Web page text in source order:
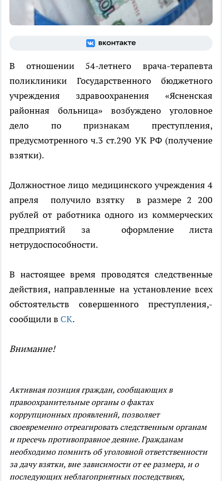
В отношении 54-летнего врача-терапевта
поликлиники Государственного бюджетного
учреждения здравоохранения «Ясненская
районная больница» возбуждено уголовное
дело по признакам преступления,
предусмотренного ч.3 ст.290 УК РФ (получение
взятки).
Должностное лицо медицинского учреждения 4
апреля получило взятку в размере 2 200
рублей от работника одного из коммерческих
предприятий за оформление листа
нетрудоспособности.
В настоящее время проводятся следственные
действия, направленные на установление всех
обстоятельств совершенного преступления,-
сообщили в СК.
Внимание!
Активная позиция граждан, сообщающих в
правоохранительные органы о фактах
коррупционных проявлений, позволяет
своевременно отреагировать следственным органам
и пресечь противоправное деяние. Гражданам
необходимо помнить об уголовной ответственности
за дачу взятки, вне зависимости от ее размера, и о
последующих неблагоприятных последствиях,